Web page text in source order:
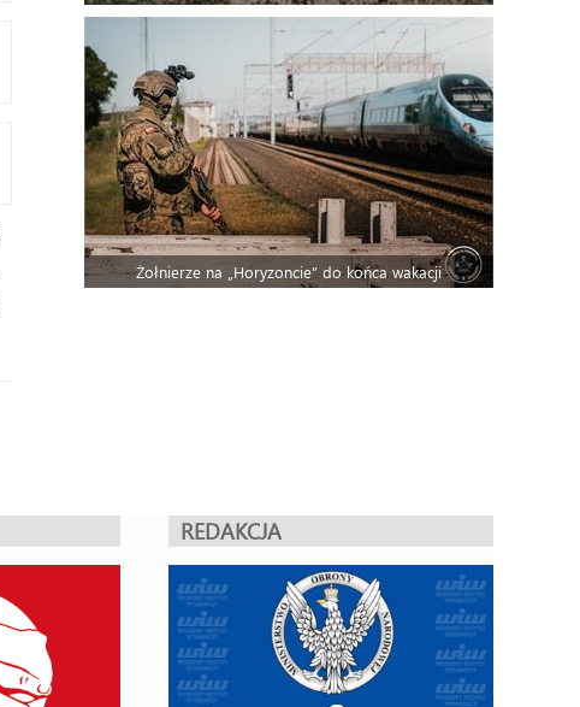
Żołnierze na „Horyzoncie” do końca wakacji
REDAKCJA